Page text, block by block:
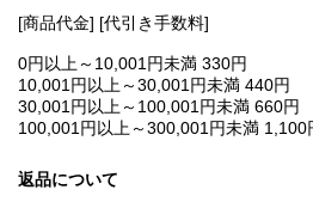
[商品代金] [代引き手数料]
0円以上～10,001円未満 330円
10,001円以上～30,001円未満 440円
30,001円以上～100,001円未満 660円
100,001円以上～300,001円未満 1,100
返品について